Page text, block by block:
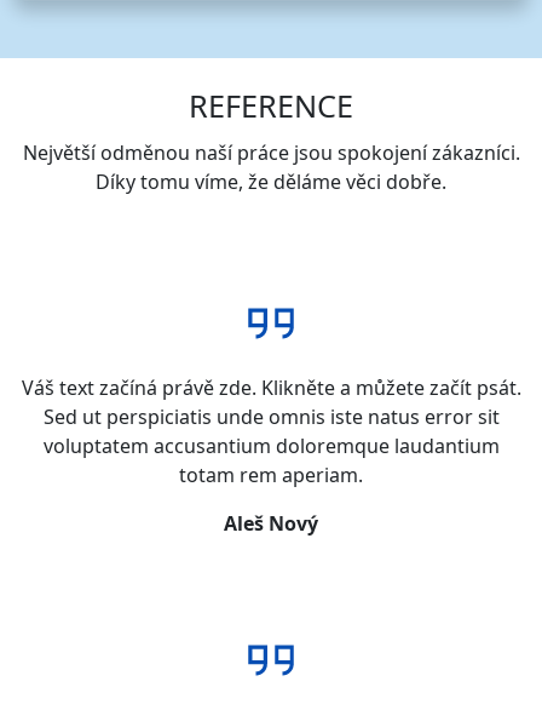
REFERENCE
Největší odměnou naší práce jsou spokojení zákazníci.
Díky tomu víme, že děláme věci dobře.
Váš text začíná právě zde. Klikněte a můžete začít psát.
Sed ut perspiciatis unde omnis iste natus error sit
voluptatem accusantium doloremque laudantium
totam rem aperiam.
Aleš Nový